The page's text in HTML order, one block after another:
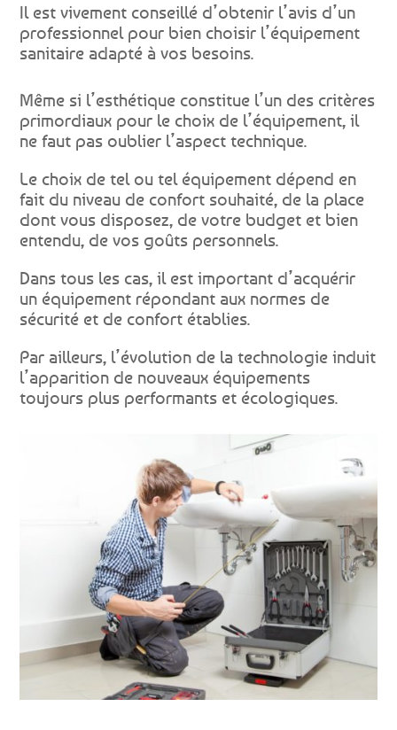
Il est vivement conseillé d’obtenir l’avis d’un
professionnel pour bien choisir l’équipement
sanitaire adapté à vos besoins.
Même si l’esthétique constitue l’un des critères
primordiaux pour le choix de l’équipement, il
ne faut pas oublier l’aspect technique.
Le choix de tel ou tel équipement dépend en
fait du niveau de confort souhaité, de la place
dont vous disposez, de votre budget et bien
entendu, de vos goûts personnels.
Dans tous les cas, il est important d’acquérir
un équipement répondant aux normes de
sécurité et de confort établies.
Par ailleurs, l’évolution de la technologie induit
l’apparition de nouveaux équipements
toujours plus performants et écologiques.